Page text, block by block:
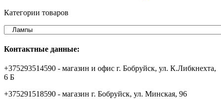
Категории товаров
Контактные данные:
+375293514590 - магазин и офис г. Бобруйск, ул. К.Либкнехта,
6 Б
+375291518590 - магазин г. Бобруйск, ул. Минская, 96